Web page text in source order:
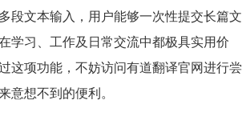
段文本输入，用户能够一次性提交长篇文
学习、工作及日常交流中都极具实用价
这项功能，不妨访问有道翻译官网进行尝
意想不到的便利。